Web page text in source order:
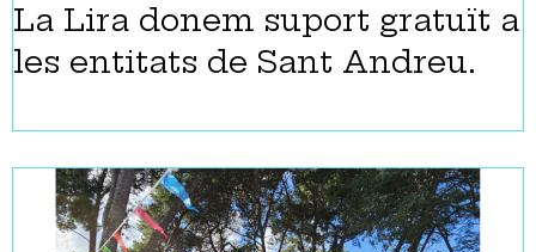
La Lira donem suport gratuït a
les entitats de Sant Andreu.